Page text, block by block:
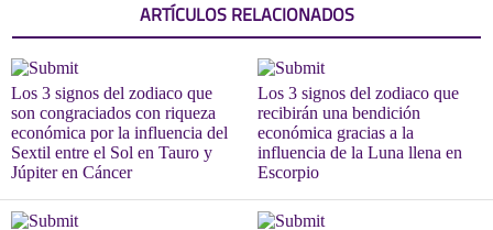
ARTÍCULOS RELACIONADOS
Los 3 signos del zodiaco que
son congraciados con riqueza
económica por la influencia del
Sextil entre el Sol en Tauro y
Júpiter en Cáncer
Los 3 signos del zodiaco que
recibirán una bendición
económica gracias a la
influencia de la Luna llena en
Escorpio